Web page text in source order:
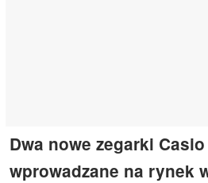
Dwa nowe zegarki
wprowadzane na rynek